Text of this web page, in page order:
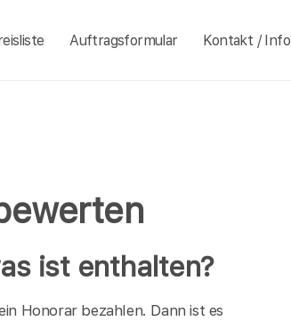
Auftragsformular Kontakt / Info
ist enthalten?
Honorar bezahlen. Dann ist es